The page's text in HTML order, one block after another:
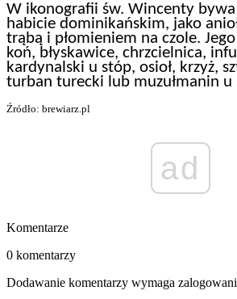
W ikonografii św. Wincenty
habicie dominikańskim, jako
trąbą i płomieniem na czole.
koń, błyskawice, chrzcielnica,
kardynalski u stóp, osioł, krzyż,
turban turecki lub muzułmanin u
Źródło: brewiarz.pl
ad
Komentarze
0 komentarzy
Dodawanie komentarzy wymaga